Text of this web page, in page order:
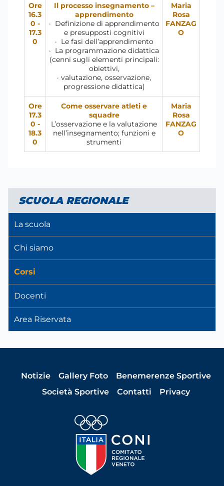
Ore
16.3
0 -
17.3
0
Il processo insegnamento –
apprendimento
· Definizione di apprendimento
e presupposti cognitivi
· Le fasi dell’apprendimento
· La programmazione didattica
(cenni sugli elementi principali:
obiettivi,
· valutazione, osservazione,
progressione didattica)
Maria
Rosa
FANZAG
O
Ore
17.3
0 -
18.3
0
Come osservare atleti e
squadre
L’osservazione e la valutazione
nell’insegnamento; funzioni e
strumenti
Maria
Rosa
FANZAG
O
SCUOLA REGIONALE
La scuola
Chi siamo
Corsi
Docenti
Area Riservata
Notizie Gallery Foto
Benemerenze Sportive
Società Sportive
Contatti Privacy